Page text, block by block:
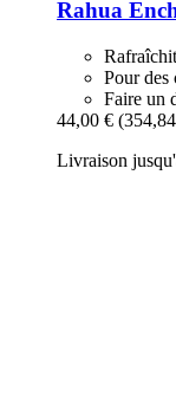
Rahua
Pour des
Faire un
44,00 €
Livraison